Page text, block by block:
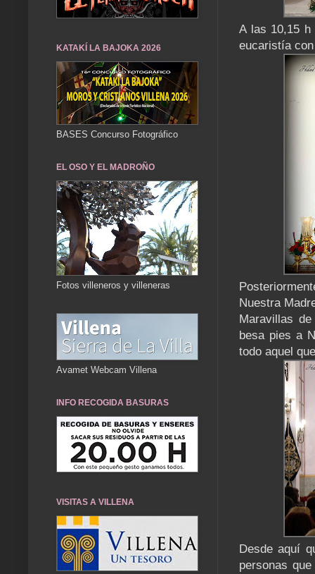
A las 10,15
eucaristía
Nuestra
Maravillas
besa pies a
todo aquel
Desde aquí
personas
KATAKÍ LA BAJOKA 2026
BASES Concurso Fotográfico
EL OSO Y EL MADROÑO
Fotos villeneros y villeneras
Avamet Webcam Villena
INFO RECOGIDA BASURAS
VISITAS A VILLENA